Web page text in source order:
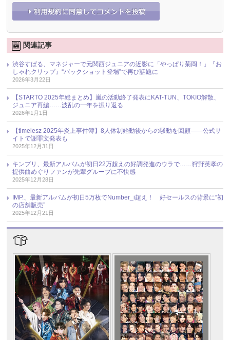
関連記事
渋谷すばる、マネジャーで元関西ジュニアの近影に「やっぱり菊岡！」『お
しゃれクリップ』“バックショット登場”で再び話題に
2026年3月22日
【STARTO 2025年総まとめ】嵐の活動終了発表にKAT-TUN、TOKIO解散、
ジュニア再編……波乱の一年を振り返る
2026年1月1日
【timelesz 2025年炎上事件簿】8人体制始動後からの騒動を回顧――公式サ
イトで謝罪文発表も
2025年12月31日
キンプリ、最新アルバムが初日22万超えの好調発進のウラで……狩野英孝の
提供曲めぐりファンが先輩グループに不快感
2025年12月28日
IMP.、最新アルバムが初日5万枚でNumber_i超え！ 好セールスの背景に“初
の店舗販売”
2025年12月21日